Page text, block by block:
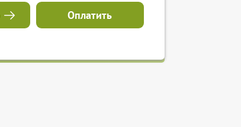
Оплатить